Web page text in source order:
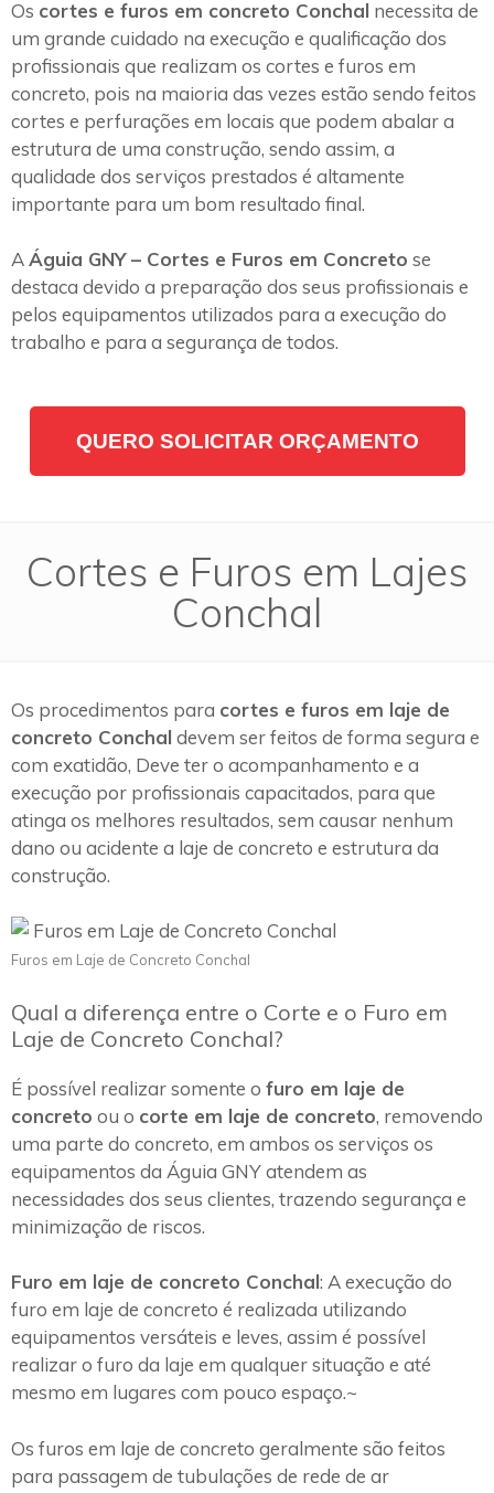
Os cortes e furos em concreto Conchal necessita de
um grande cuidado na execução e qualificação dos
profissionais que realizam os cortes e furos em
concreto, pois na maioria das vezes estão sendo feitos
cortes e perfurações em locais que podem abalar a
estrutura de uma construção, sendo assim, a
qualidade dos serviços prestados é altamente
importante para um bom resultado final.
AÁguia GNY – Cortes e Furos em Concreto se
destaca devido a preparação dos seus profissionais e
pelos equipamentos utilizados para a execução do
trabalho e para a segurança de todos.
QUERO SOLICITAR ORÇAMENTO
Cortes e Furos em Lajes
Conchal
Os procedimentos para cortes e furos em laje de
concreto Conchal devem ser feitos de forma segura e
com exatidão, Deve ter o acompanhamento e a
execução por profissionais capacitados, para que
atinga os melhores resultados, sem causar nenhum
dano ou acidente a laje de concreto e estrutura da
construção.
Furos em Laje de Concreto Conchal
Qual a diferença entre o Corte e o Furo em
Laje de Concreto Conchal?
É possível realizar somente o furo em laje de
concreto ou o corte em laje de concreto, removendo
uma parte do concreto, em ambos os serviços os
equipamentos da Águia GNY atendem as
necessidades dos seus clientes, trazendo segurança e
minimização de riscos.
Furo em laje de concreto Conchal: A execução do
furo em laje de concreto é realizada utilizando
equipamentos versáteis e leves, assim é possível
realizar o furo da laje em qualquer situação e até
mesmo em lugares com pouco espaço.~
Os furos em laje de concreto geralmente são feitos
para passagem de tubulações de rede de ar